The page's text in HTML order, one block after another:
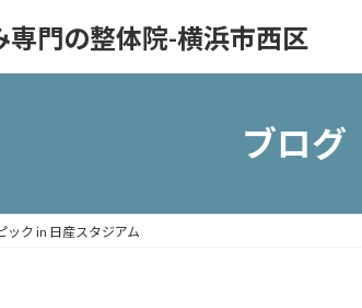
専門の整体院-横浜市西区
ブログ
ック in 日産スタジアム